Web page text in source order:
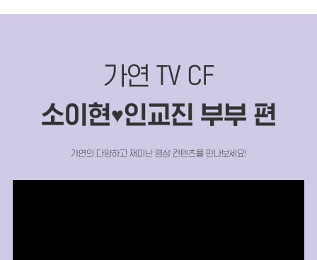
가연 TV CF
소이현♥인교진 부부 편
가연의 다양하고 재미난 영상 컨텐츠를 만나보세요!